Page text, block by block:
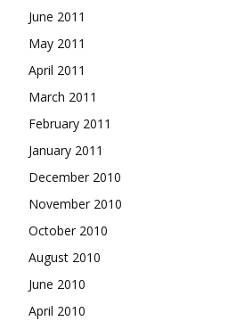
June 2011
May 2011
April 2011
March 2011
February 2011
January 2011
December 2010
November 2010
October 2010
August 2010
June 2010
April 2010